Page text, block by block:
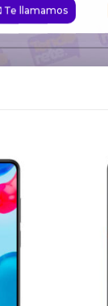
Te llamamos